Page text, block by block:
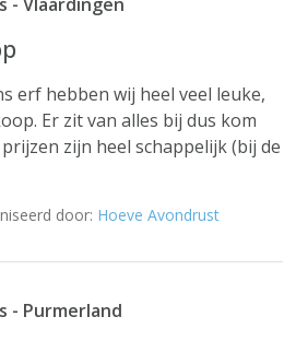
erf hebben wij heel veel leuke,
Er zit van alles bij dus kom
zijn heel schappelijk (bij de
door: Hoeve Avondrust
- Purmerland